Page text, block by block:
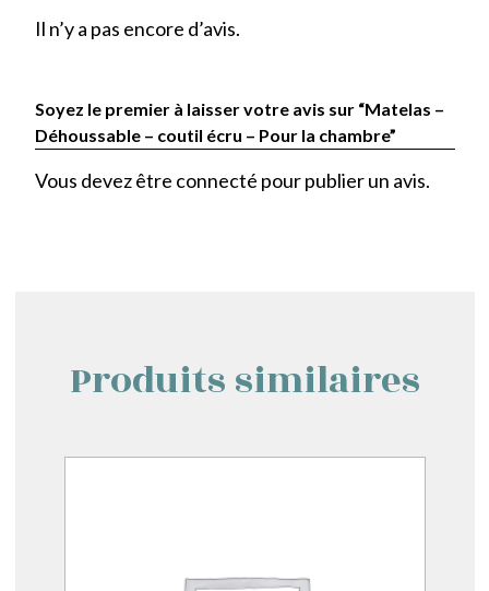
Il n’y a pas encore d’avis.
Soyez le premier à laisser votre avis sur “Matelas –
Déhoussable – coutil écru – Pour la chambre”
Vous devez être connecté pour publier un avis.
Produits similaires